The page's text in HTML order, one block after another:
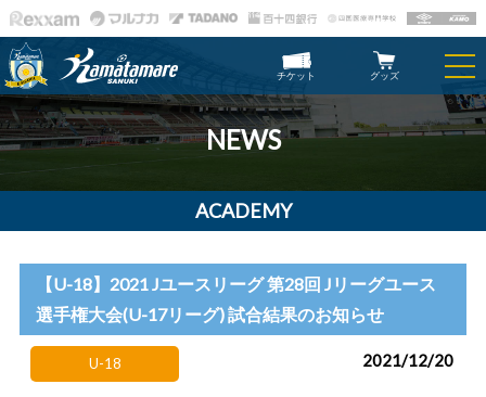
チケット グッズ
NEWS
ACADEMY
【U-18】2021 Jユースリーグ 第28回 Jリーグユース
選手権大会(U-17リーグ) 試合結果のお知らせ
U-18 2021/12/20